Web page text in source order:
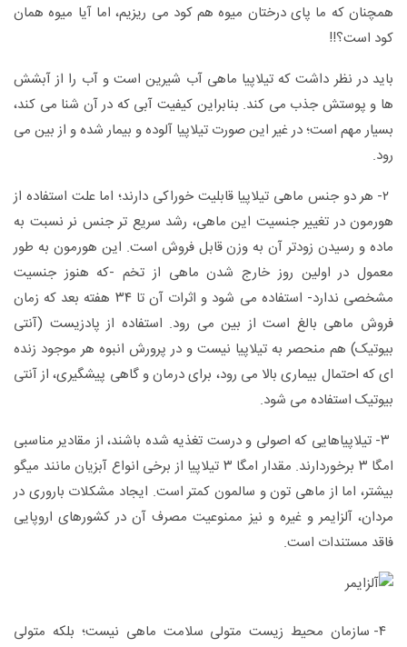
همچنان که ما‌ پای درختان میوه هم کود می ریزیم، اما آیا میوه همان
کود است؟!!
باید در نظر داشت که تیلاپیا ماهی آب شیرین است و آب را از آبشش
ها و پوستش جذب می کند. بنابراین کیفیت آبی که در آن شنا می کند،
بسیار مهم است؛ در غیر این صورت تیلاپیا آلوده و بیمار شده و از بین می
رود.
۲- هر دو جنس ماهی تیلاپیا قابلیت خوراکی دارند؛ اما علت استفاده از
هورمون در تغییر جنسیت این ماهی، رشد سریع تر جنس نر نسبت به
ماده و رسیدن زودتر آن به وزن قابل فروش است. این هورمون به طور
معمول در اولین روز خارج شدن ماهی از تخم -که هنوز جنسیت
مشخصی ندارد- استفاده می شود و اثرات آن تا ۳۴ هفته بعد که زمان
فروش ماهی بالغ است از بین می رود. استفاده از پادزیست (آنتی
بیوتیک) هم منحصر به تیلاپیا نیست و در پرورش انبوه هر موجود زنده
ای که احتمال بیماری بالا می رود، برای درمان و گاهی پیشگیری،‌ از آنتی
بیوتیک استفاده می شود.
۳- تیلاپیاهایی که اصولی و درست تغذیه شده باشند، از مقادیر مناسبی
امگا ۳ برخوردارند. مقدار امگا ۳ تیلاپیا از برخی انواع آبزیان مانند میگو
بیشتر، اما از ماهی تون و سالمون کمتر است. ایجاد مشکلات باروری در
مردان، آلزایمر و غیره و نیز ممنوعیت مصرف آن در کشورهای اروپایی
فاقد مستندات است.
۴- سازمان محیط زیست متولی سلامت ماهی نیست؛ بلکه متولی